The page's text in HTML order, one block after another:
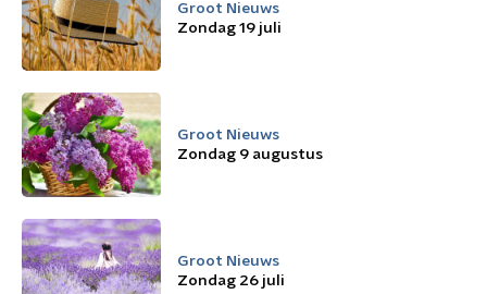
Groot Nieuws
Zondag 19 juli
Groot Nieuws
Zondag 9 augustus
Groot Nieuws
Zondag 26 juli